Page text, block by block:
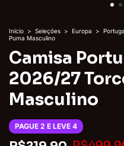
Início > Seleções > Europa >
Puma Masculino
Camisa
2026/27
Masculino
PAGUE 2 E LEVE 4